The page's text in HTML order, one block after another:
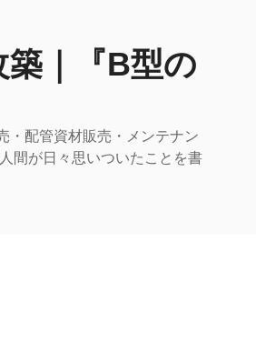
｜『B型の
・配管資材販売・メンテナン
間が日々思いついたことを書